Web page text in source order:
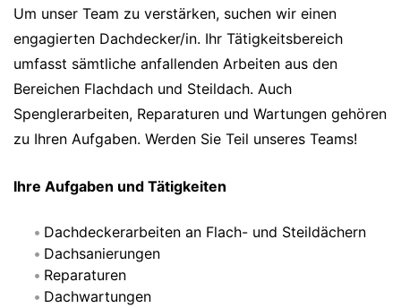
Um unser Team zu verstärken, suchen wir einen
engagierten Dachdecker/in. Ihr Tätigkeitsbereich
umfasst sämtliche anfallenden Arbeiten aus den
Bereichen Flachdach und Steildach. Auch
Spenglerarbeiten, Reparaturen und Wartungen gehören
zu Ihren Aufgaben. Werden Sie Teil unseres Teams!
Ihre Aufgaben und Tätigkeiten
Dachdeckerarbeiten an Flach- und Steildächern
Dachsanierungen
Reparaturen
Dachwartungen